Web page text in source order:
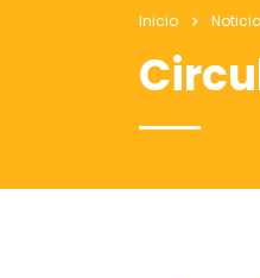
Inicio